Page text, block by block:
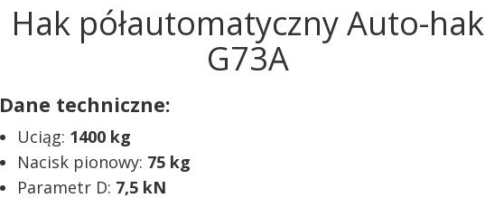
Hak półautomatyczny Auto-hak
G73A
Dane techniczne:
Uciąg: 1400 kg
Nacisk pionowy: 75 kg
Parametr D: 7,5 kN